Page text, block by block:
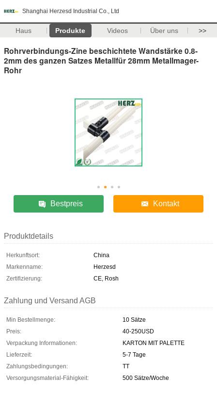
Shanghai Herzesd Industrial Co., Ltd
Haus Produkte Videos Über uns >>
Rohrverbindungs-Zine beschichtete Wandstärke 0.8-
2mm des ganzen Satzes Metallfür 28mm Metallmager-
Rohr
Bestpreis Kontakt
Produktdetails
Herkunftsort:
China
Markenname:
Herzesd
Zertifizierung:
CE, Rosh
Zahlung und Versand AGB
Min Bestellmenge:
10 Sätze
Preis:
40-250USD
Verpackung Informationen:
KARTON MIT PALETTE
Lieferzeit:
5-7 Tage
Zahlungsbedingungen:
TT
Versorgungsmaterial-Fähigkeit:
500 Sätze/Woche